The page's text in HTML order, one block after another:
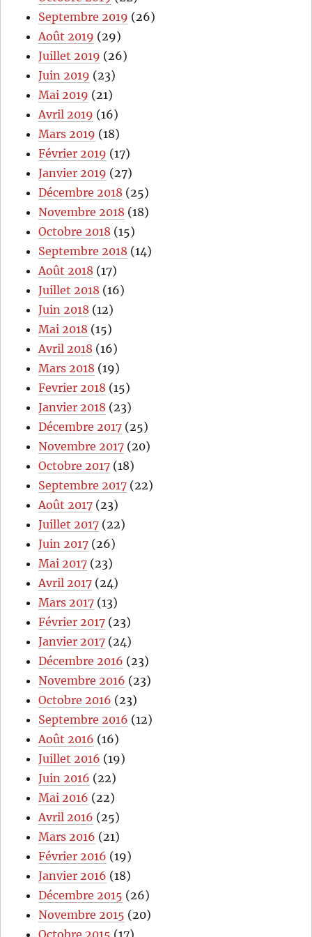
Septembre 2019 (26)
Août 2019 (29)
Juillet 2019 (26)
Juin 2019 (23)
Mai 2019 (21)
Avril 2019 (16)
Mars 2019 (18)
Février 2019 (17)
Janvier 2019 (27)
Décembre 2018 (25)
Novembre 2018 (18)
Octobre 2018 (15)
Septembre 2018 (14)
Août 2018 (17)
Juillet 2018 (16)
Juin 2018 (12)
Mai 2018 (15)
Avril 2018 (16)
Mars 2018 (19)
Fevrier 2018 (15)
Janvier 2018 (23)
Décembre 2017 (25)
Novembre 2017 (20)
Octobre 2017 (18)
Septembre 2017 (22)
Août 2017 (23)
Juillet 2017 (22)
Juin 2017 (26)
Mai 2017 (23)
Avril 2017 (24)
Mars 2017 (13)
Février 2017 (23)
Janvier 2017 (24)
Décembre 2016 (23)
Novembre 2016 (23)
Octobre 2016 (23)
Septembre 2016 (12)
Août 2016 (16)
Juillet 2016 (19)
Juin 2016 (22)
Mai 2016 (22)
Avril 2016 (25)
Mars 2016 (21)
Février 2016 (19)
Janvier 2016 (18)
Décembre 2015 (26)
Novembre 2015 (20)